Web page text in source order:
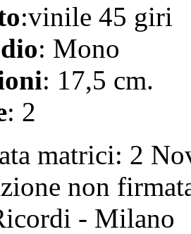
:vinile 45 giri
: Mono
: 17,5 cm.
: 2
matrici: 2
non
- Milano